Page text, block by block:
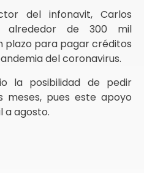
del infonavit, Carlos
alrededor de 300 mil
plazo para pagar créditos
del coronavirus.
la posibilidad de pedir
meses, pues este apoyo
a agosto.